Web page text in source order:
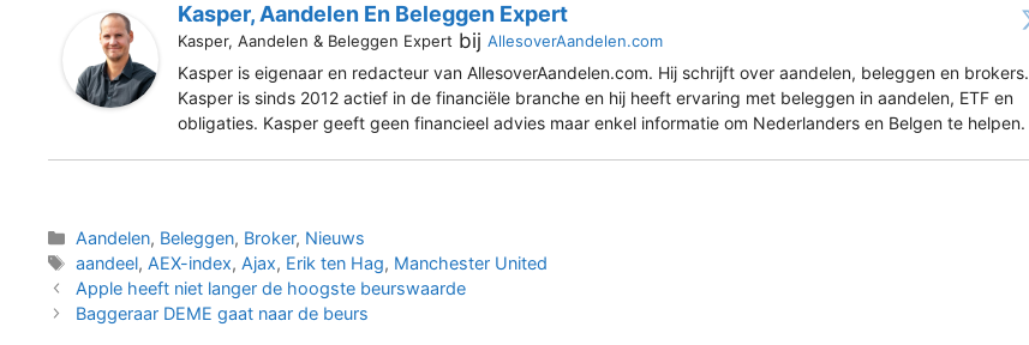
Kasper, Aandelen En Beleggen Expert
Kasper, Aandelen & Beleggen Expert bij AllesoverAandelen.com
Kasper is eigenaar en redacteur van AllesoverAandelen.com. Hij schrijft over aandelen, beleggen en brokers.
Kasper is sinds 2012 actief in de financiële branche en hij heeft ervaring met beleggen in aandelen, ETF en
obligaties. Kasper geeft geen financieel advies maar enkel informatie om Nederlanders en Belgen te helpen.
Categorieën
Aandelen, Beleggen, Broker, Nieuws
Tags
aandeel, AEX-index, Ajax, Erik ten Hag, Manchester United
Apple heeft niet langer de hoogste beurswaarde
Baggeraar DEME gaat naar de beurs